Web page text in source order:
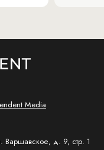
Media
Варшавское, д. 9, стр. 1